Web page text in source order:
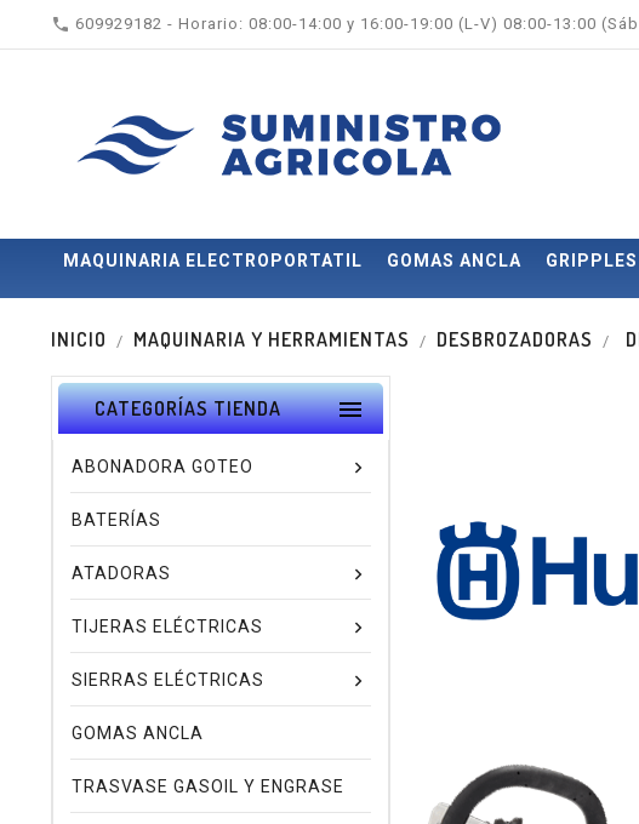
 609929182 - Horario: 08:00-14:00 y 16:00-19:00 (L-V) 08:00-13:00
MAQUINARIA ELECTROPORTATIL GOMAS ANCLA
INICIO MAQUINARIA Y HERRAMIENTAS DESBROZADORAS
CATEGORÍAS TIENDA 
ABONADORA GOTEO
BATERÍAS
ATADORAS
TIJERAS ELÉCTRICAS
SIERRAS ELÉCTRICAS
GOMAS ANCLA
TRASVASE GASOIL Y ENGRASE
Nuevo